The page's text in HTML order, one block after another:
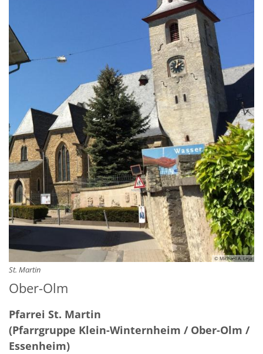
© Michael A. Leja
St. Martin
Ober-Olm
Pfarrei St. Martin
(Pfarrgruppe Klein-Winternheim / Ober-Olm /
Essenheim)